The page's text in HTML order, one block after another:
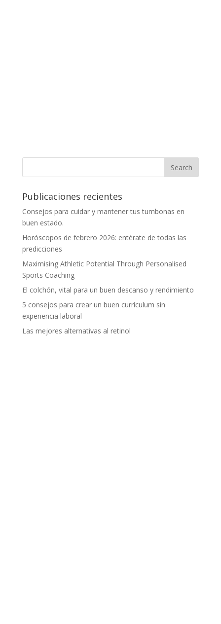
Publicaciones recientes
Consejos para cuidar y mantener tus tumbonas en
buen estado.
Horóscopos de febrero 2026: entérate de todas las
predicciones
Maximising Athletic Potential Through Personalised
Sports Coaching
El colchón, vital para un buen descanso y rendimiento
5 consejos para crear un buen currículum sin
experiencia laboral
Las mejores alternativas al retinol